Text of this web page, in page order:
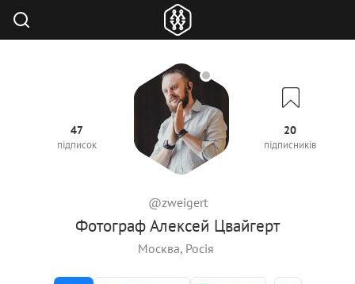
Фотограф Алексей Цвайгерт
@zweigert
47
підписок
20
підписників
Москва, Росія